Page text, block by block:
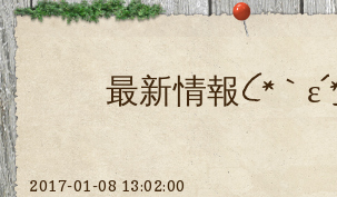
最新情報(*｀
2017-01-08 13:02:00